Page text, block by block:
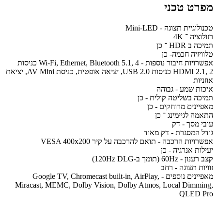
מפרט טכני
טכנולוגיית תצוגה - Mini-LED
רזולוציה ־ 4K
תמיכה ב HDR ־ כן
טלוויזיה חכמה- כן
אפשרויות חיבור נוספות - Wi-Fi, Ethernet, Bluetooth 5.1, 4 כניסות
HDMI 2.1, 2 כניסות USB 2.0, יציאה אופטית, כניסת AV Mini, יציאת
אוזניות
איכות שמע - גבוהה
תמיכה בשליטה קולית - כן
מאפיינים מרוחקים - כן
התאמה לגיימינג ־ כן
עובי מסך - דק
גודל המסגרת - דק מאוד
אפשרויות הרכבה - תואם להרכבה על קיר VESA 400x200
יעילות אנרגיה - כן
קצב רענון - 60Hz (תומך ב-120Hz DLG)
זוויות תצוגה - רחב
מאפיינים נוספים - Google TV, Chromecast built-in, AirPlay,
Miracast, MEMC, Dolby Vision, Dolby Atmos, Local Dimming,
QLED Pro